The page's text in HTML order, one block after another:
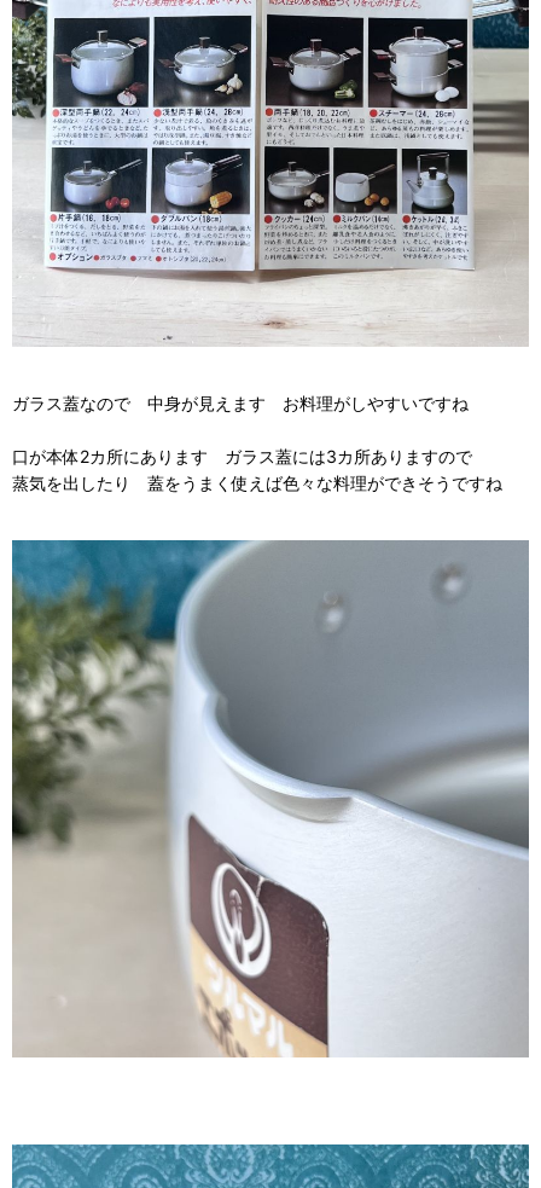
ガラス蓋なので 中身が見えます お料理がしやすいですね
口が本体2カ所にあります ガラス蓋には3カ所ありますので
蒸気を出したり 蓋をうまく使えば色々な料理ができそうですね